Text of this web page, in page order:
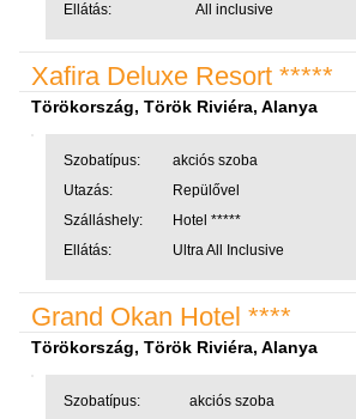
Ellátás:
All inclusive
Xafira Deluxe Resort *****
Törökország, Török Riviéra, Alanya
Szobatípus:
akciós szoba
Utazás:
Repülővel
Szálláshely:
Hotel *****
Ellátás:
Ultra All Inclusive
Grand Okan Hotel ****
Törökország, Török Riviéra, Alanya
Szobatípus:
akciós szoba